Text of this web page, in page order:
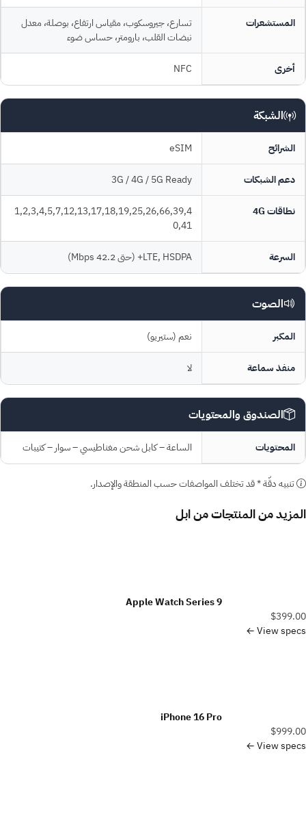
المستشعرات
تسارع، جيروسكوب، مقياس ارتفاع، بوصلة، معدل
نبضات القلب، بارومتر، حساس ضوء
أخرى NFC
الشبكة
الشرائح eSIM
دعم الشبكات 3G / 4G / 5G Ready
نطاقات 4G
1,2,3,4,5,7,12,13,17,18,19,25,26,66,39,4
0,41
السرعة LTE, HSDPA+ (حتى 42.2 Mbps)
الصوت
المكبر نعم (ستيريو)
منفذ سماعة لا
الصندوق والمحتويات
المحتويات الساعة – كابل شحن مغناطيسي – سوار – كتيبات
تنبيه دقّة* قد تختلف المواصفات حسب المنطقة والإصدار.
المزيد من المنتجات منابل
Apple Watch Series 9
$399.00
View specs ←
iPhone 16 Pro
$999.00
View specs ←